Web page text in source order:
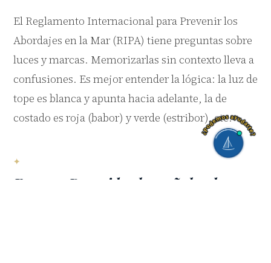
El Reglamento Internacional para Prevenir los
Abordajes en la Mar (RIPA) tiene preguntas sobre
luces y marcas. Memorizarlas sin contexto lleva a
confusiones. Es mejor entender la lógica: la luz de
tope es blanca y apunta hacia adelante, la de
costado es roja (babor) y verde (estribor), etc.
Error 4: Descuidar las señales de